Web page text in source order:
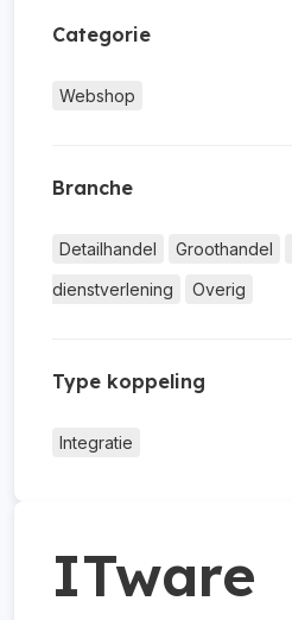
Categorie
Webshop
Branche
Detailhandel Groothandel
dienstverlening
Overig
Type koppeling
Integratie
ITware